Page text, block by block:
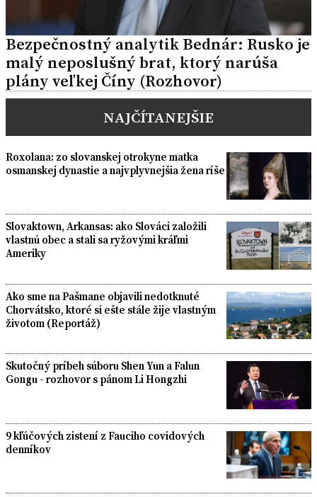
Bezpečnostný analytik Bednár: Rusko je
malý neposlušný brat, ktorý narúša
plány veľkej Číny (Rozhovor)
NAJČÍTANEJŠIE
Roxolana: zo slovanskej otrokyne matka
osmanskej dynastie a najvplyvnejšia žena ríše
Slovaktown, Arkansas: ako Slováci založili
vlastnú obec a stali sa ryžovými kráľmi
Ameriky
Ako sme na Pašmane objavili nedotknuté
Chorvátsko, ktoré si ešte stále žije vlastným
životom (Reportáž)
Skutočný príbeh súboru Shen Yun a Falun
Gongu - rozhovor s pánom Li Hongzhi
9 kľúčových zistení z Fauciho covidových
denníkov